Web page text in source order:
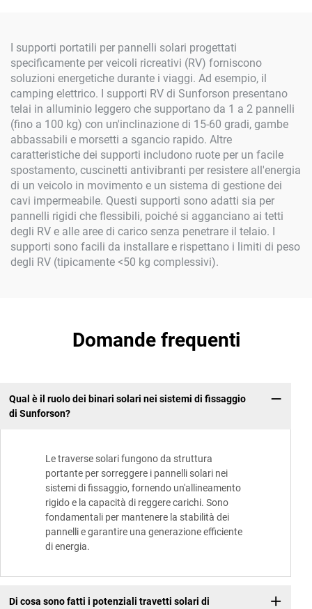
I supporti portatili per pannelli solari progettati
specificamente per veicoli ricreativi (RV) forniscono
soluzioni energetiche durante i viaggi. Ad esempio, il
camping elettrico. I supporti RV di Sunforson presentano
telai in alluminio leggero che supportano da 1 a 2 pannelli
(fino a 100 kg) con un'inclinazione di 15-60 gradi, gambe
abbassabili e morsetti a sgancio rapido. Altre
caratteristiche dei supporti includono ruote per un facile
spostamento, cuscinetti antivibranti per resistere all'energia
di un veicolo in movimento e un sistema di gestione dei
cavi impermeabile. Questi supporti sono adatti sia per
pannelli rigidi che flessibili, poiché si agganciano ai tetti
degli RV e alle aree di carico senza penetrare il telaio. I
supporti sono facili da installare e rispettano i limiti di peso
degli RV (tipicamente <50 kg complessivi).
Domande frequenti
Qual è il ruolo dei binari solari nei sistemi di fissaggio
di Sunforson?
Le traverse solari fungono da struttura
portante per sorreggere i pannelli solari nei
sistemi di fissaggio, fornendo un'allineamento
rigido e la capacità di reggere carichi. Sono
fondamentali per mantenere la stabilità dei
pannelli e garantire una generazione efficiente
di energia.
Di cosa sono fatti i potenziali travetti solari di